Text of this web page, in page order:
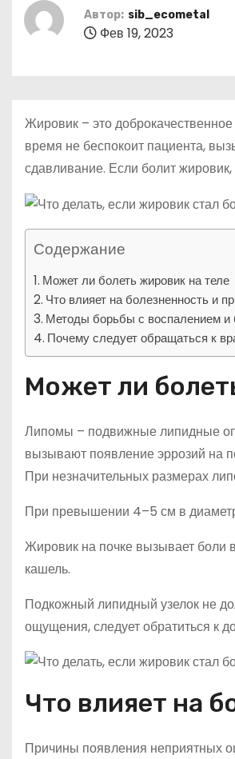
Автор: sib_ecometal
Фев 19, 2023
Жировик – это
время не беспокоит пациента,
сдавливание. Если болит
Содержание
Может ли болеть жировик на теле
Что влияет на болезненность и
Методы борьбы с воспалением
Почему следует обращаться к
Может ли
Липомы – подвижные липидные
вызывают появление эррозий на
При незначительных размерах
При превышении 4–5 см в
Жировик на почке вызывает боли
кашель.
Подкожный липидный узелок не
ощущения, следует обратиться к
Что влияет на
Причины появления неприятных